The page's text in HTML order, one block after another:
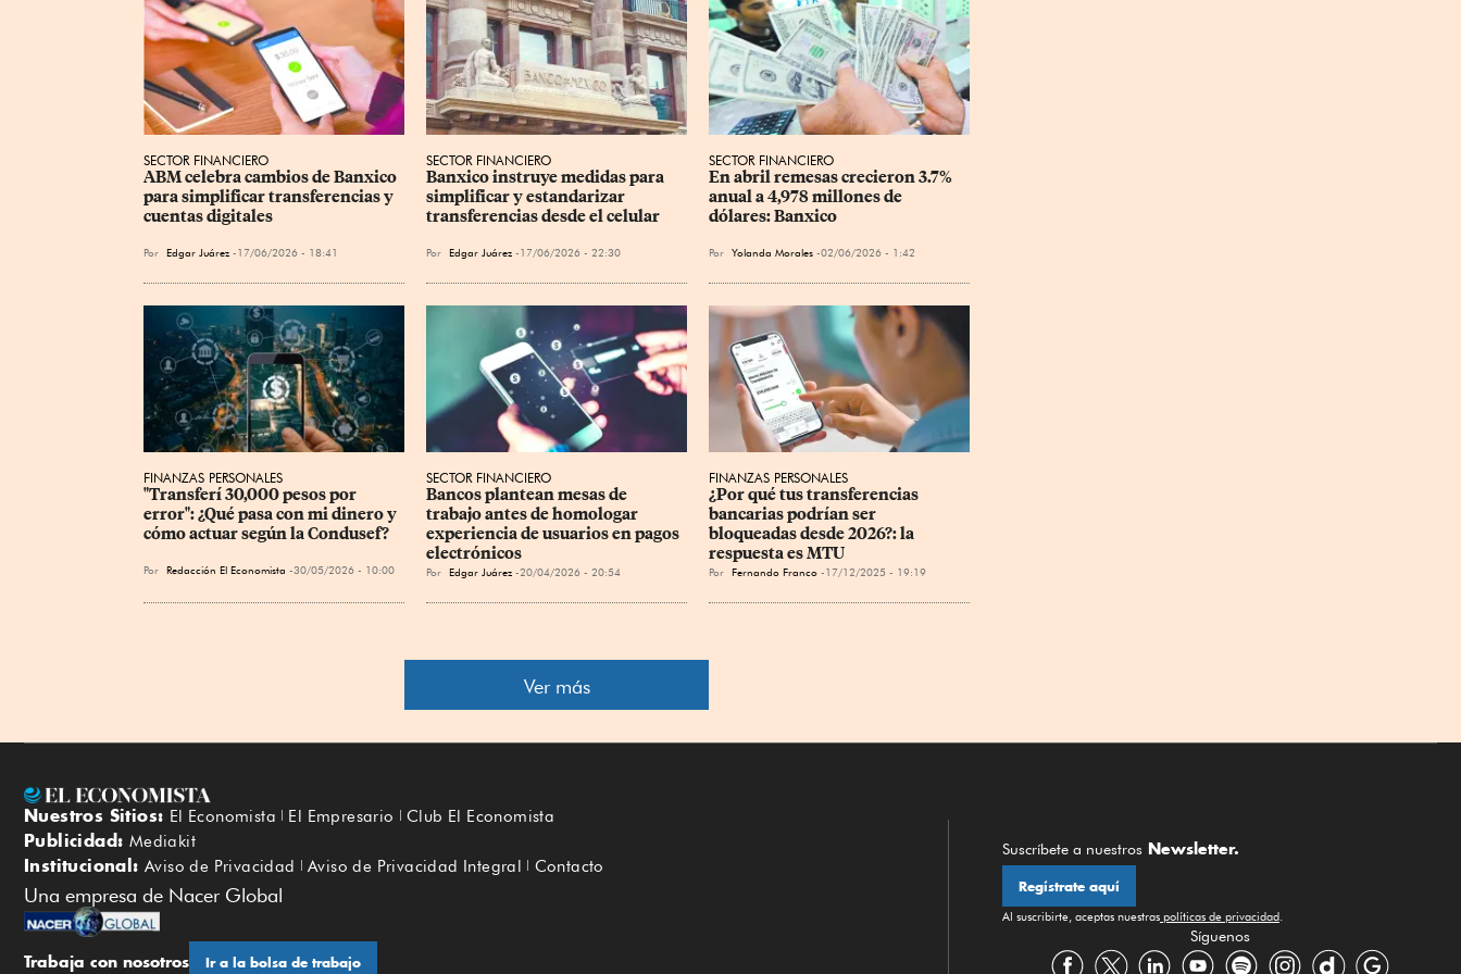
SECTOR FINANCIERO
ABM celebra cambios de Banxico
para simplificar transferencias y
cuentas digitales
Por Edgar Juárez 17/06/2026 - 18:41
SECTOR FINANCIERO
Banxico instruye medidas para
simplificar y estandarizar
transferencias desde el celular
Por Edgar Juárez 17/06/2026 - 22:30
SECTOR FINANCIERO
En abril remesas crecieron 3.7%
anual a 4,978 millones de
dólares: Banxico
Por Yolanda Morales 02/06/2026 - 1:42
FINANZAS PERSONALES
"Transferí 30,000 pesos por
error": ¿Qué pasa con mi dinero y
cómo actuar según la Condusef?
Por Redacción El Economista 30/05/2026 - 10:00
SECTOR FINANCIERO
Bancos plantean mesas de
trabajo antes de homologar
experiencia de usuarios en pagos
electrónicos
Por Edgar Juárez 20/04/2026 - 20:54
FINANZAS PERSONALES
¿Por qué tus transferencias
bancarias podrían ser
bloqueadas desde 2026?: la
respuesta es MTU
Por Fernando Franco 17/12/2025 - 19:19
Ver más
Nuestros Sitios: El Economista El Empresario Club El Economista
Publicidad: Mediakit
Institucional: Aviso de Privacidad Aviso de Privacidad Integral Contacto
Una empresa de Nacer Global
Trabaja con nosotros Ir a la bolsa de trabajo
Suscríbete a nuestros Newsletter.
Regístrate aquí
Al suscribirte, aceptas nuestras políticas de privacidad
Síguenos